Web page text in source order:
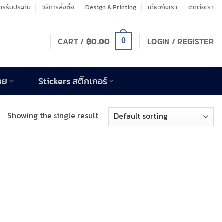
รรับประกัน วิธีการสั่งซื้อ Design & Printing เกี่ยวกับเรา ติดต่อเรา
CART /฿0.00 0 LOGIN / REGISTER
Stickers สติ๊กเกอร์
Showing the single result